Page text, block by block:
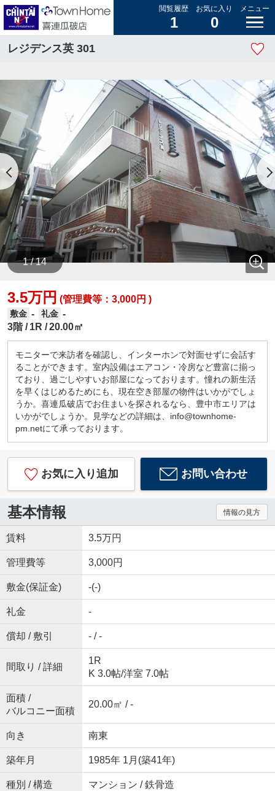
閲覧履歴
1
お気に入り
0
メニュー
レジデンス英 301
1 / 14
3.5万円 (管理費等：3,000円 )
敷金 - 礼金 -
3階
1R 20.00㎡
モニターで来訪者を確認し、インターホンで対面せずに会話す
ることができます。室内設備はエアコン・冷房など豊富に揃っ
ており、過ごしやすいお部屋になっております。憧れの新生活
を早くはじめるためにも、現在空き部屋の物件はいかがでしょ
うか。喜連瓜破店でお住まいを探されるなら、豊中市エリアは
いかがでしょうか。見学などの詳細は、info@townhome-
pm.netにて承っております。
お気に入り追加 お問い合わせ
基本情報 情報の見方
賃料 3.5万円
管理費等 3,000円
敷金(保証金) -(-)
礼金 -
償却 / 敷引 - / -
間取り / 詳細
1R
K 3.0帖/洋室 7.0帖
面積 /
バルコニー面積
20.00㎡ / -
向き 南東
築年月 1985年 1月(築41年)
種別 / 構造 マンション / 鉄骨造